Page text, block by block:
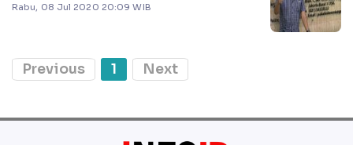
Rabu, 08 Jul 2020 20:09 WIB
Previous 1 Next